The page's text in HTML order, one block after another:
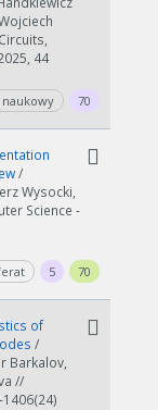
44
naukowy 70
/
Wysocki,
Science -
5 70
of
/
Barkalov,
//